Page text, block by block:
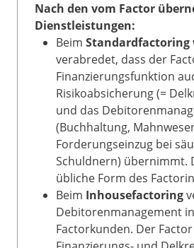
Nach den vom Factor
Dienstleistungen:
Beim Standardfactoring
verabredet, dass der
Finanzierungsfunktion
Risikoabsicherung (=
und das
(Buchhaltung,
Forderungseinzug bei
Schuldnern) übernimmt.
übliche Form des
Beim Inhousefactoring
Debitorenmanagement
Factorkunden. Der